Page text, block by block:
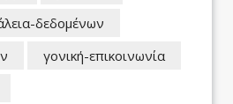
δεδομένων
γονική-επικοινωνία